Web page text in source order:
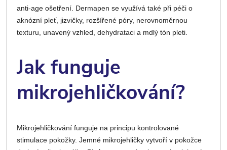
anti-age ošetření. Dermapen se využívá také při péči o
aknózní pleť, jizvičky, rozšířené póry, nerovnoměrnou
texturu, unavený vzhled, dehydrataci a mdlý tón pleti.
Jak funguje
mikrojehličkování?
Mikrojehličkování funguje na principu kontrolované
stimulace pokožky. Jemné mikrojehličky vytvoří v pokožce